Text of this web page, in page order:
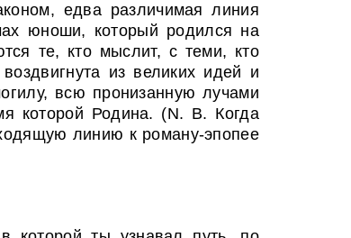
едва различимая линия
юноши, который родился на
те, кто мыслит, с теми, кто
из великих идей и
всю пронизанную лучами
которой Родина. (N. B. Когда
линию к роману-эпопее